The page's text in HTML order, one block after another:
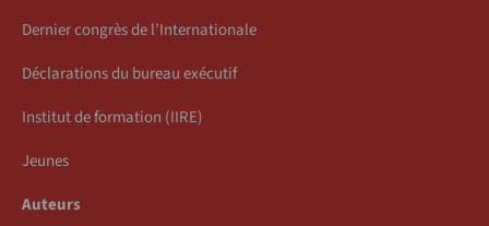
Dernier congrès de l’Internationale
Déclarations du bureau exécutif
Institut de formation (IIRE)
Jeunes
Auteurs